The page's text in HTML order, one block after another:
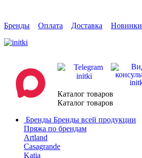
Бренды Оплата Доставка Новинки
Каталог товаров
Каталог товаров
Бренды Бренды всей продукции
Пряжа по брендам
Artland
Casagrande
Katia